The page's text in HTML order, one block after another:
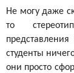
Не могу даже
то
студенты
они просто